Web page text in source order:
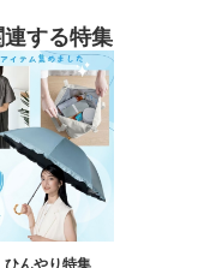
する特集
んやり特集